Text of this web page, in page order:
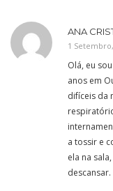
ANA
1
Olá, eu
anos em
difíceis da
a tossir e
ela na
descansar.